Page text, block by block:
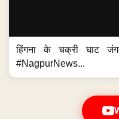
हिंगना के चक्री घाट
#NagpurNews...